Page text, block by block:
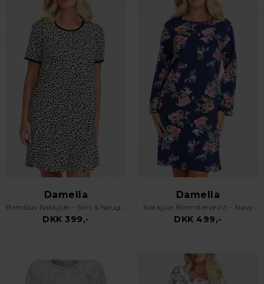
Damella
Bambus Natkjole - Sort & Nougat
DKK 399,-
Damella
Natkjole Blomsterprint - Navy
DKK 499,-